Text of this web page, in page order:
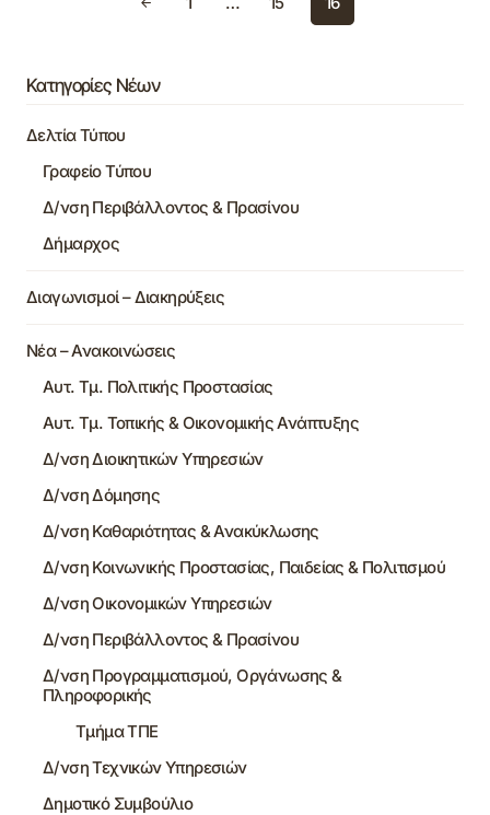
Κατηγορίες Νέων
Δελτία Τύπου
Γραφείο Τύπου
Δ/νση Περιβάλλοντος & Πρασίνου
Δήμαρχος
Διαγωνισμοί – Διακηρύξεις
Νέα – Ανακοινώσεις
Αυτ. Τμ. Πολιτικής Προστασίας
Αυτ. Τμ. Τοπικής & Οικονομικής Ανάπτυξης
Δ/νση Διοικητικών Υπηρεσιών
Δ/νση Δόμησης
Δ/νση Καθαριότητας & Ανακύκλωσης
Δ/νση Κοινωνικής Προστασίας, Παιδείας & Πολιτισμού
Δ/νση Οικονομικών Υπηρεσιών
Δ/νση Περιβάλλοντος & Πρασίνου
Δ/νση Προγραμματισμού, Οργάνωσης &
Πληροφορικής
Τμήμα ΤΠΕ
Δ/νση Τεχνικών Υπηρεσιών
Δημοτικό Συμβούλιο